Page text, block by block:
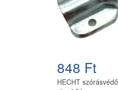
848 Ft
HECHT szórásvédő